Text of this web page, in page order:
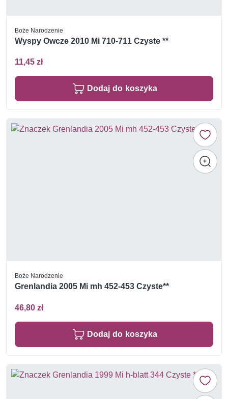
Boże Narodzenie
Wyspy Owcze 2010 Mi 710-711 Czyste **
11,45 zł
Dodaj do koszyka
Boże Narodzenie
Grenlandia 2005 Mi mh 452-453 Czyste**
46,80 zł
Dodaj do koszyka